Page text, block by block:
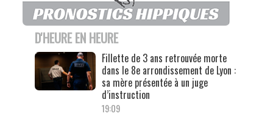
D'HEURE EN HEURE
Fillette de 3 ans retrouvée morte
dans le 8e arrondissement de Lyon :
sa mère présentée à un juge
d’instruction
19:09